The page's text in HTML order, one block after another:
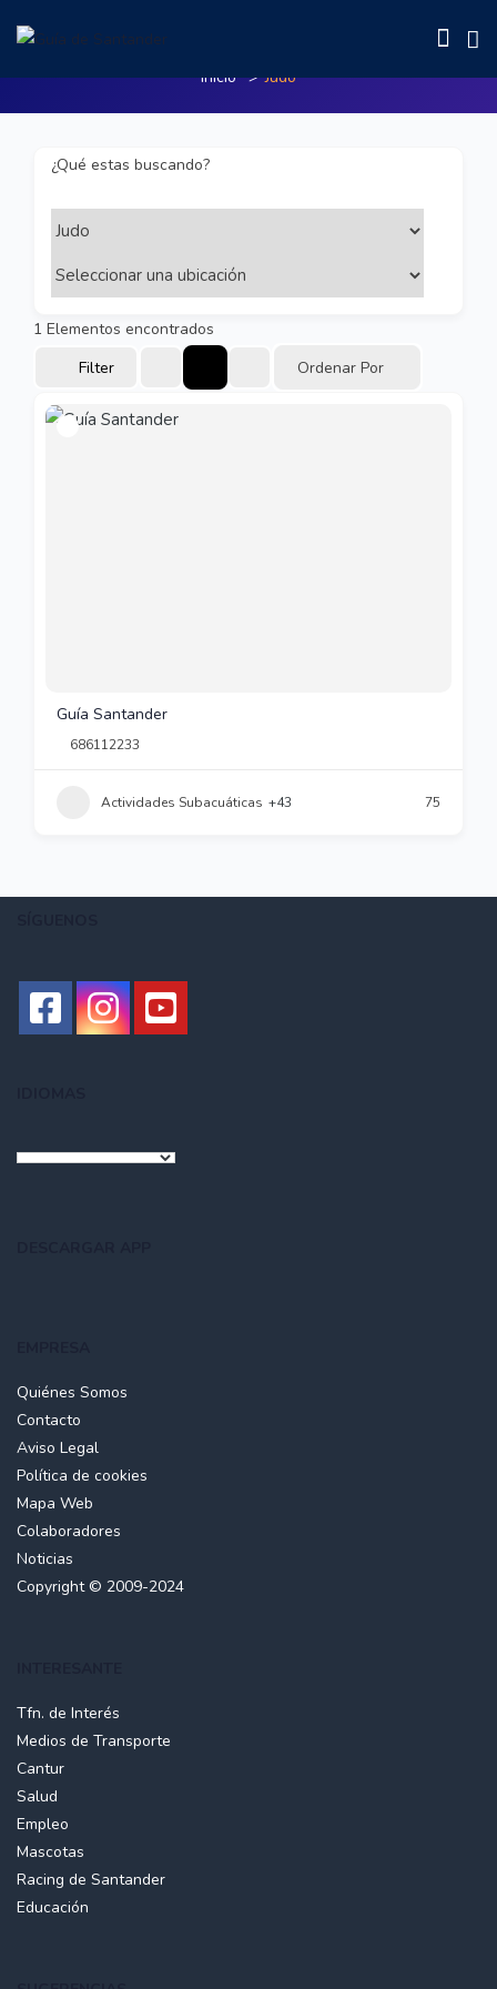
Inicio Judo
¿Qué estas buscando?
1 Elementos encontrados
Filter
Ordenar Por
Guía Santander
686112233
Actividades Subacuáticas +43 75
Quiénes Somos
Contacto
Aviso Legal
Política de cookies
Mapa Web
Colaboradores
Noticias
Copyright © 2009-2024
Tfn. de Interés
Medios de Transporte
Cantur
Salud
Empleo
Mascotas
Racing de Santander
Educación